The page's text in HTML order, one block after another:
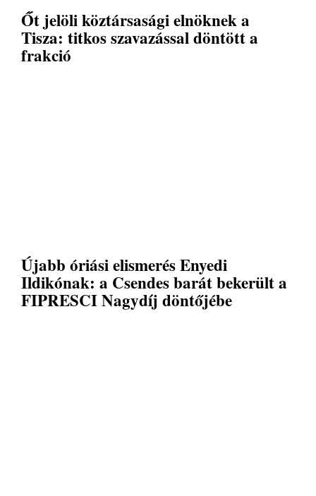
Őt jelöli köztársasági elnöknek a
Tisza: titkos szavazással döntött a
frakció
Újabb óriási elismerés Enyedi
Ildikónak: a Csendes barát bekerült a
FIPRESCI Nagydíj döntőjébe